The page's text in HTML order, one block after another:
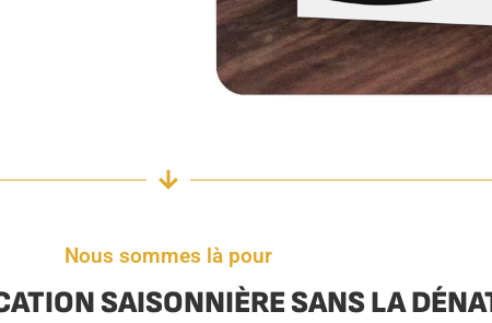
Nous sommes là pour
SAISONNIÈRE SANS LA